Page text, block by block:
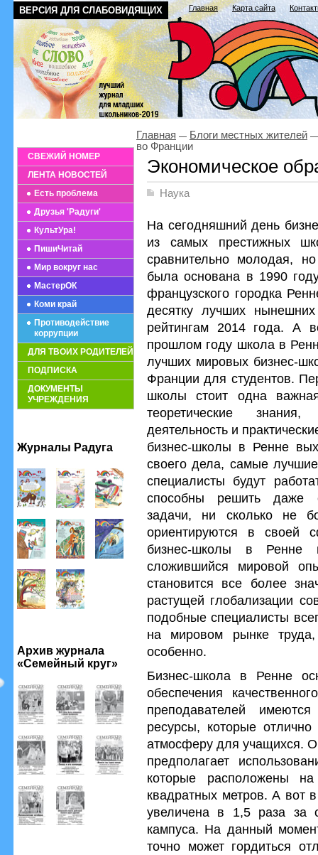
ВЕРСИЯ ДЛЯ СЛАБОВИДЯЩИХ Главная Карта сайта
СВЕЖИЙ НОМЕР
ЛЕНТА НОВОСТЕЙ
Есть проблема
Друзья 'Радуги'
КультУра!
ПишиЧитай
Мир вокруг нас
МастерОК
Коми край
Противодействие
коррупции
ДЛЯ ТВОИХ РОДИТЕЛЕЙ
ПОДПИСКА
ДОКУМЕНТЫ
УЧРЕЖДЕНИЯ
Журналы Радуга
Архив журнала
«Семейный круг»
Главная
Блоги местных жителей
во Франции
Экономическое
Наука
На сегодняшний день
из самых престижных
сравнительно молодая,
была основана в 1990
французского городка
десятку лучших
рейтингам 2014 года. А
прошлом году школа в
лучших мировых бизнес-
Франции для студентов.
школы стоит одна
теоретические знания,
деятельность и
бизнес-школы в Ренне
своего дела, самые
специалисты будут
способны решить даже
задачи, ни сколько не
ориентируются в своей
бизнес-школы в Ренне
сложившийся мировой
становится все более
растущей глобализации
подобные специалисты
на мировом рынке
особенно.
Бизнес-школа в Ренне
обеспечения
преподавателей
ресурсы, которые
атмосферу для учащихся.
предполагает
которые расположены
квадратных метров. А вот
увеличена в 1,5 раза за
кампуса. На данный
точно может гордиться